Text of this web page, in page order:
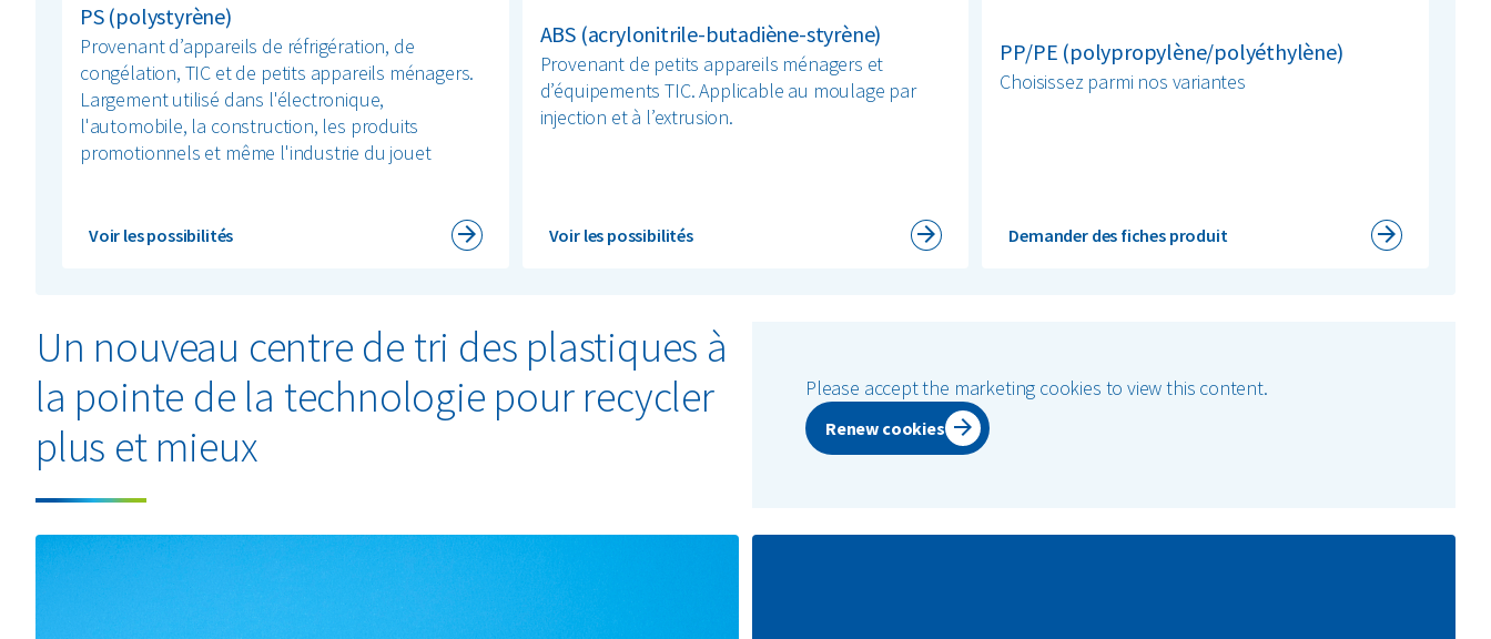
PS (polystyrène)
Provenant d’appareils de réfrigération, de
congélation, TIC et de petits appareils ménagers.
Largement utilisé dans l'électronique,
l'automobile, la construction, les produits
promotionnels et même l'industrie du jouet
Voir les possibilités
ABS (acrylonitrile-butadiène-styrène)
Provenant de petits appareils ménagers et
d’équipements TIC. Applicable au moulage par
injection et à l’extrusion.
Voir les possibilités
PP/PE (polypropylène/polyéthylène)
Choisissez parmi nos variantes
Demander des fiches produit
Un nouveau centre de tri des plastiques à
la pointe de la technologie pour recycler
plus et mieux
Please accept the marketing cookies to view this content.
Renew cookies